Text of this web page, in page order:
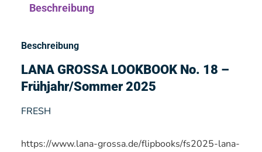
Beschreibung
Beschreibung
LANA GROSSA LOOKBOOK No. 18 –
Frühjahr/Sommer 2025
FRESH
https://www.lana-grossa.de/flipbooks/fs2025-lana-